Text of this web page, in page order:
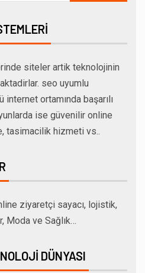
siteler artik teknolojinin
seo uyumlu
internet ortamında başarılı
ise güvenilir online
tasimacilik hizmeti vs..
ziyaretçi sayacı, lojistik,
Moda ve Sağlık…
DÜNYASI